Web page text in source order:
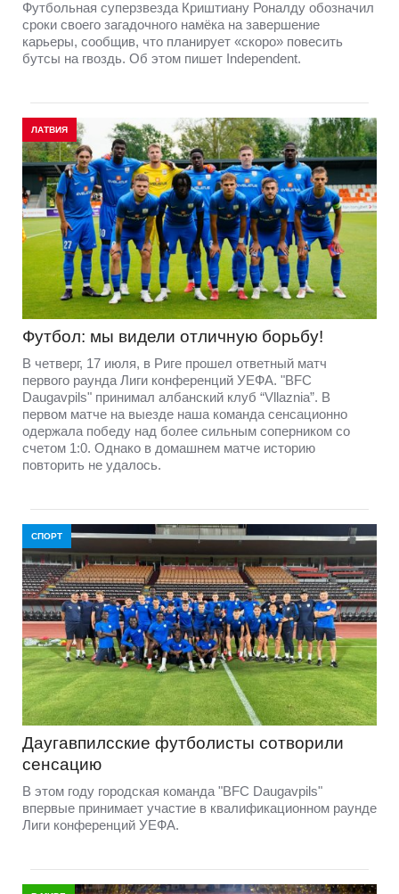
Футбольная суперзвезда Криштиану Роналду обозначил
сроки своего загадочного намёка на завершение
карьеры, сообщив, что планирует «скоро» повесить
бутсы на гвоздь. Об этом пишет Independent.
ЛАТВИЯ
Футбол: мы видели отличную борьбу!
В четверг, 17 июля, в Риге прошел ответный матч
первого раунда Лиги конференций УЕФА. "BFC
Daugavpils" принимал албанский клуб “Vllaznia”. В
первом матче на выезде наша команда сенсационно
одержала победу над более сильным соперником со
счетом 1:0. Однако в домашнем матче историю
повторить не удалось.
СПОРТ
Даугавпилсские футболисты сотворили
сенсацию
В этом году городская команда "BFC Daugavpils"
впервые принимает участие в квалификационном раунде
Лиги конференций УЕФА.